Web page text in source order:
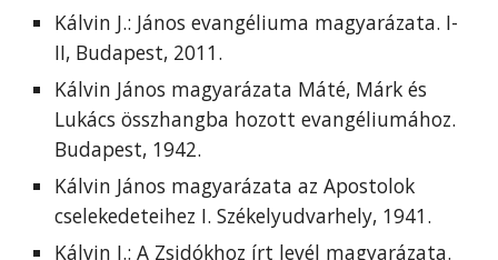
Kálvin J.: János evangéliuma magyarázata. I-
II, Budapest, 2011.
Kálvin János magyarázata Máté, Márk és
Lukács összhangba hozott evangéliumához.
Budapest, 1942.
Kálvin János magyarázata az Apostolok
cselekedeteihez I. Székelyudvarhely, 1941.
Kálvin J.: A Zsidókhoz írt levél magyarázata.